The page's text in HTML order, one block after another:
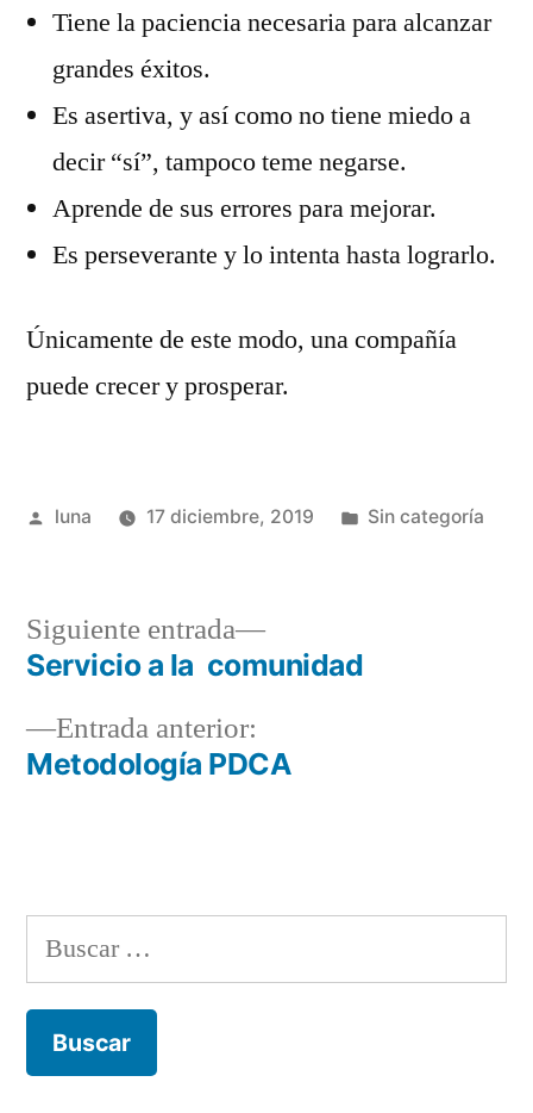
Tiene la paciencia necesaria para alcanzar
grandes éxitos.
Es asertiva, y así como no tiene miedo a
decir “sí”, tampoco teme negarse.
Aprende de sus errores para mejorar.
Es perseverante y lo intenta hasta lograrlo.
Únicamente de este modo, una compañía
puede crecer y prosperar.
Publicado
luna 17 diciembre, 2019
Publicada
Sin categoría
Navegación
de
entradas
Entrada anterior:
anterior:
Metodología PDCA
Siguiente entrada
Siguiente
entrada:
Servicio a la comunidad
Buscar: